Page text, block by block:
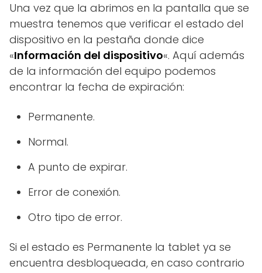
Una vez que la abrimos en la pantalla que se
muestra tenemos que verificar el estado del
dispositivo en la pestaña donde dice
«Información del dispositivo«. Aquí además
de la información del equipo podemos
encontrar la fecha de expiración:
Permanente.
Normal.
A punto de expirar.
Error de conexión.
Otro tipo de error.
Si el estado es Permanente la tablet ya se
encuentra desbloqueada, en caso contrario